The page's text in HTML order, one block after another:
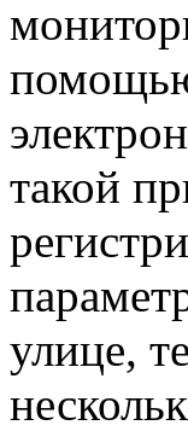
такой
улице,